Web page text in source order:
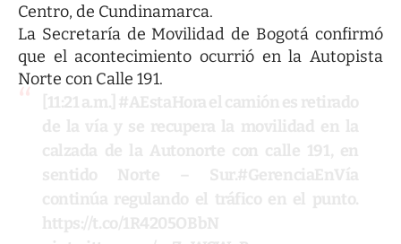
Centro, de Cundinamarca.
La Secretaría de Movilidad de Bogotá confirmó
que el acontecimiento ocurrió en la Autopista
Norte con Calle 191.